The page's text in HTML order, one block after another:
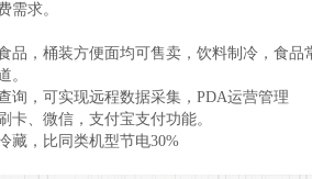
需求。
品，桶装方便面均可售卖，饮料制冷，食
。
询，可实现远程数据采集， PDA运营管理
卡、微信，支付宝支付功能。
藏，比同类机型节电30%